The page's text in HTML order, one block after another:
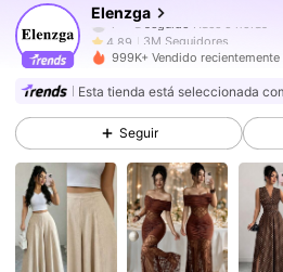
Elenzga
4.89 3M Seguidores
4.89 3M Seguidores
4.89 3M Seguidores
4.89 3M Seguidores
3M Seguidores
999K+ Vendido recientemente
Esta tienda está seleccionada
Seguir